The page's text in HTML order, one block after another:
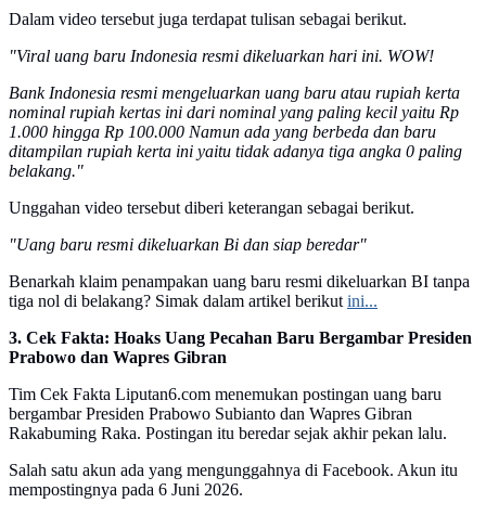
Dalam video tersebut juga terdapat tulisan sebagai berikut.
"Viral uang baru Indonesia resmi dikeluarkan hari ini. WOW!
Bank Indonesia resmi mengeluarkan uang baru atau rupiah kerta
nominal rupiah kertas ini dari nominal yang paling kecil yaitu Rp
1.000 hingga Rp 100.000 Namun ada yang berbeda dan baru
ditampilan rupiah kerta ini yaitu tidak adanya tiga angka 0 paling
belakang."
Unggahan video tersebut diberi keterangan sebagai berikut.
"Uang baru resmi dikeluarkan Bi dan siap beredar"
Benarkah klaim penampakan uang baru resmi dikeluarkan BI tanpa
tiga nol di belakang? Simak dalam artikel berikutini...
3. Cek Fakta: Hoaks Uang Pecahan Baru Bergambar Presiden
Prabowo dan Wapres Gibran
Tim Cek Fakta Liputan6.com menemukan postingan uang baru
bergambar Presiden Prabowo Subianto dan Wapres Gibran
Rakabuming Raka. Postingan itu beredar sejak akhir pekan lalu.
Salah satu akun ada yang mengunggahnya di Facebook. Akun itu
mempostingnya pada 6 Juni 2026.